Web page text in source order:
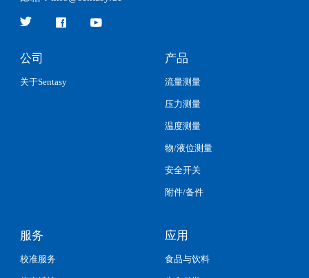
  
公司
关于Sentasy
产品
流量测量
压力测量
温度测量
物/液位测量
安全开关
附件/备件
服务
校准服务
应用
食品与饮料